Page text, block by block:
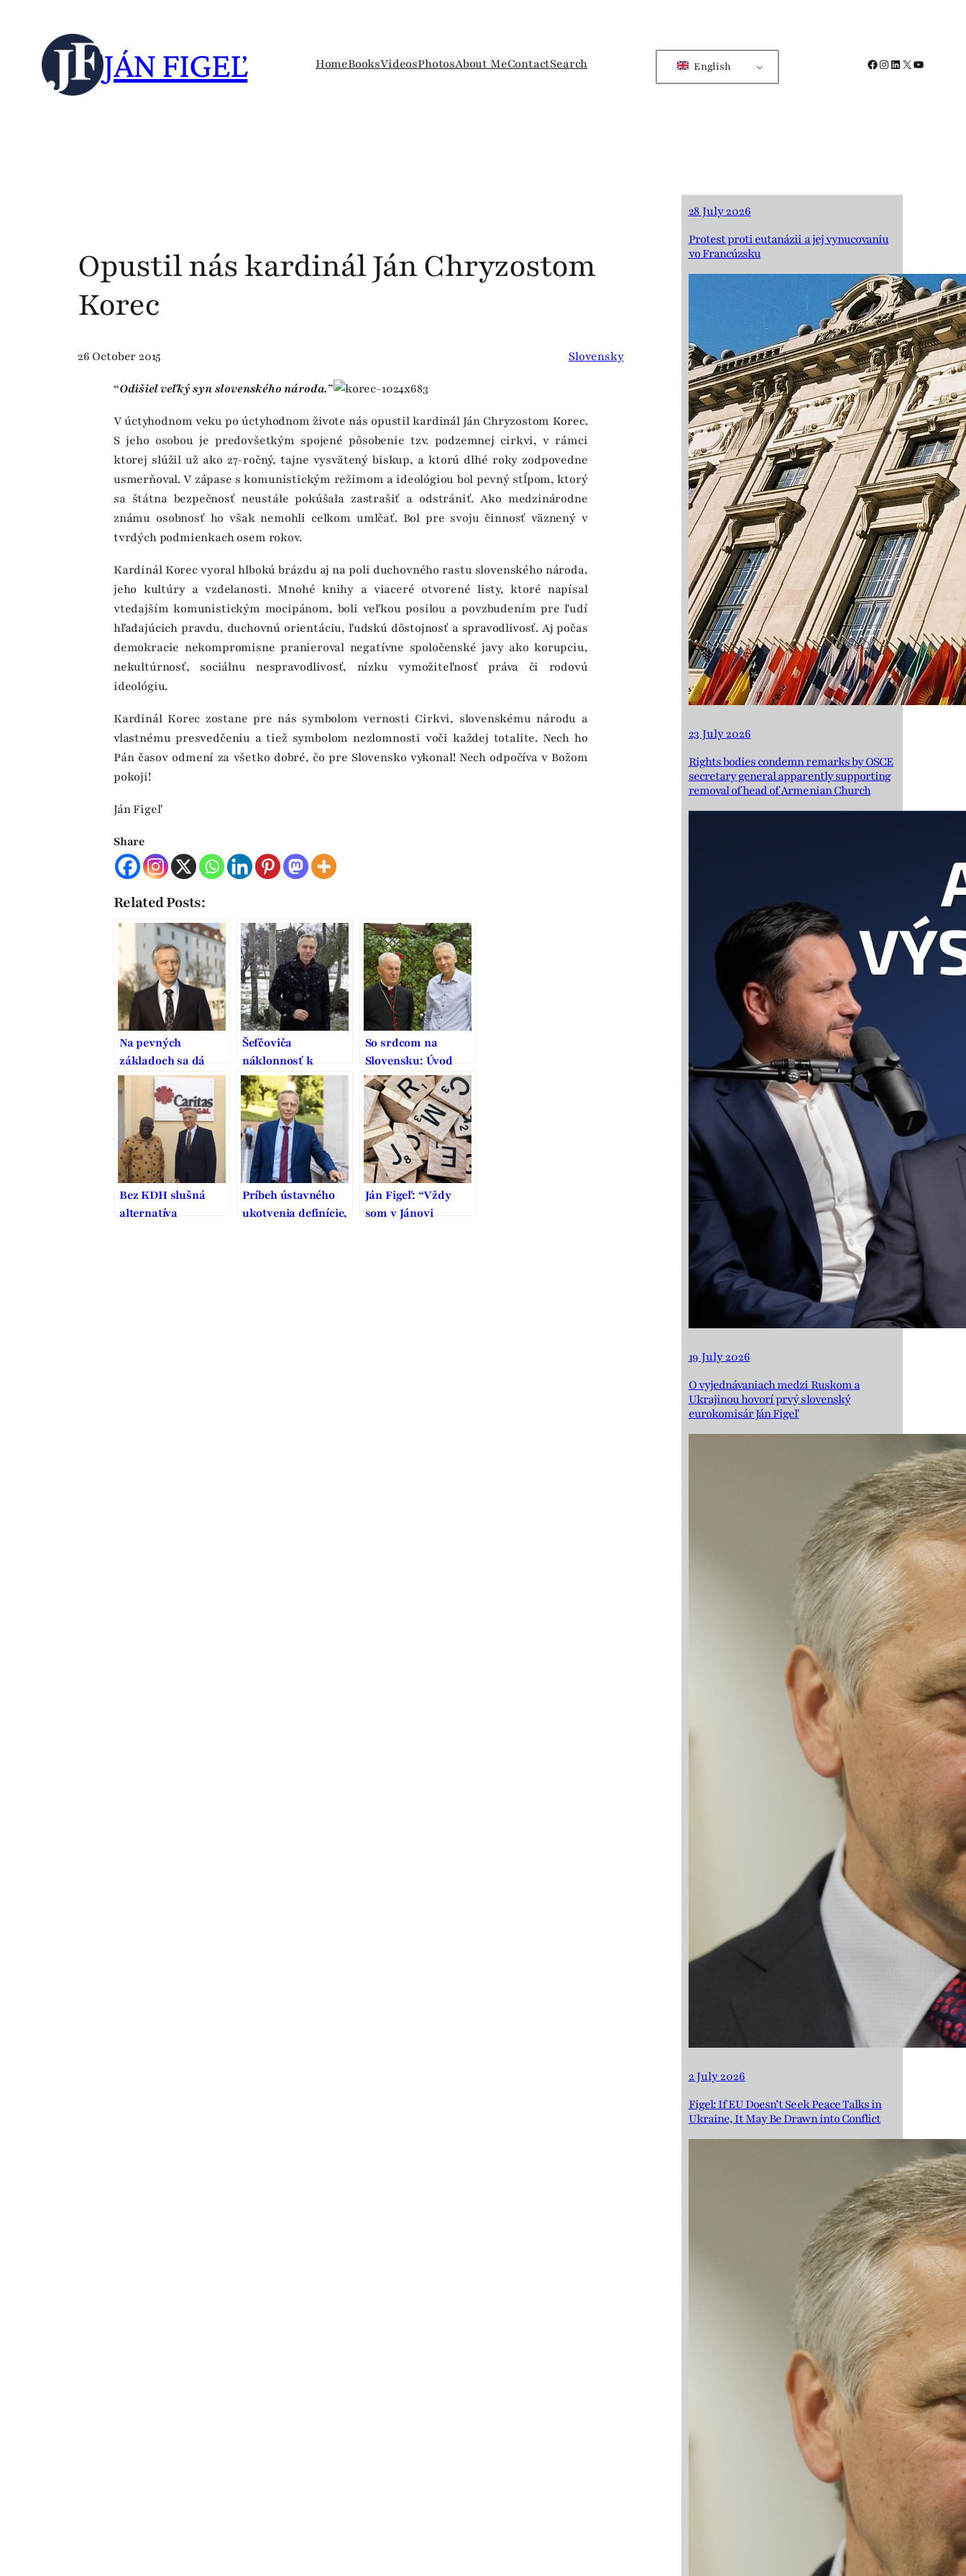
content
JÁN FIGEĽ HomeBooksVideosPhotosAbout MeContactSearch English Facebook
Instagram
LinkedIn
X YouTube
Opustil nás kardinál Ján Chryzostom
Korec
26 October 2015 Slovensky
“Odišiel veľký syn slovenského národa.”
V úctyhodnom veku po úctyhodnom živote nás opustil kardinál Ján Chryzostom Korec.
S jeho osobou je predovšetkým spojené pôsobenie tzv. podzemnej cirkvi, v rámci
ktorej slúžil už ako 27-ročný, tajne vysvätený biskup, a ktorú dlhé roky zodpovedne
usmerňoval. V zápase s komunistickým režimom a ideológiou bol pevný stĺpom, ktorý
sa štátna bezpečnosť neustále pokúšala zastrašiť a odstrániť. Ako medzinárodne
známu osobnosť ho však nemohli celkom umlčať. Bol pre svoju činnosť väznený v
tvrdých podmienkach osem rokov.
Kardinál Korec vyoral hlbokú brázdu aj na poli duchovného rastu slovenského národa,
jeho kultúry a vzdelanosti. Mnohé knihy a viaceré otvorené listy, ktoré napísal
vtedajším komunistickým mocipánom, boli veľkou posilou a povzbudením pre ľudí
hľadajúcich pravdu, duchovnú orientáciu, ľudskú dôstojnosť a spravodlivosť. Aj počas
demokracie nekompromisne pranieroval negatívne spoločenské javy ako korupciu,
nekultúrnosť, sociálnu nespravodlivosť, nízku vymožiteľnosť práva či rodovú
ideológiu.
Kardinál Korec zostane pre nás symbolom vernosti Cirkvi, slovenskému národu a
vlastnému presvedčeniu a tiež symbolom nezlomnosti voči každej totalite. Nech ho
Pán časov odmení za všetko dobré, čo pre Slovensko vykonal! Nech odpočíva v Božom
pokoji!
Ján Figeľ
Share
Related Posts:
Na pevných
základoch sa dá
stavať dobrý domov
Šefčoviča
náklonnosť k
Smeru vymedzuje,
je to pritom strana
vodcovského typu
So srdcom na
Slovensku: Úvod
ako záver
Bez KDH slušná
alternatíva
Príbeh ústavného
ukotvenia definície,
Ján Figeľ: “Vždy
som v Jánovi
28 July 2026
Protest proti eutanázii a jej vynucovaniu
vo Francúzsku
23 July 2026
Rights bodies condemn remarks by OSCE
secretary general apparently supporting
removal of head of Armenian Church
19 July 2026
O vyjednávaniach medzi Ruskom a
Ukrajinou hovorí prvý slovenský
eurokomisár Ján Figeľ
2 July 2026
Figel: If EU Doesn’t Seek Peace Talks in
Ukraine, It May Be Drawn into Conflict